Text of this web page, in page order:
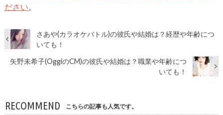
ださい。
さあや(カラオケバトル)の彼氏や結婚は？経歴や年齢につ
いても！
矢野未希子(OggiのCM)の彼氏や結婚は？職業や年齢につ
いても！
RECOMMEND こちらの記事も人気です。